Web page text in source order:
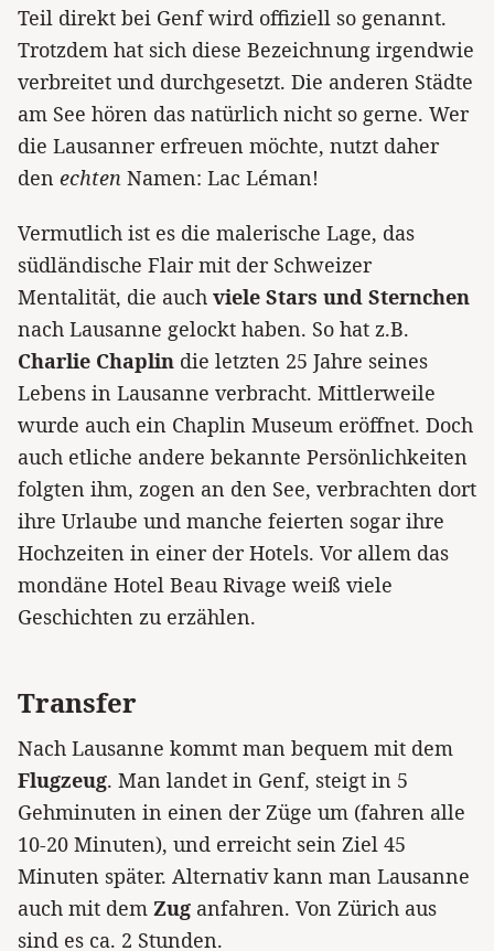
Teil direkt bei Genf wird offiziell so genannt.
Trotzdem hat sich diese Bezeichnung irgendwie
verbreitet und durchgesetzt. Die anderen Städte
am See hören das natürlich nicht so gerne. Wer
die Lausanner erfreuen möchte, nutzt daher
den echten Namen: Lac Léman!
Vermutlich ist es die malerische Lage, das
südländische Flair mit der Schweizer
Mentalität, die auch viele Stars und Sternchen
nach Lausanne gelockt haben. So hat z.B.
Charlie Chaplin die letzten 25 Jahre seines
Lebens in Lausanne verbracht. Mittlerweile
wurde auch ein Chaplin Museum eröffnet. Doch
auch etliche andere bekannte Persönlichkeiten
folgten ihm, zogen an den See, verbrachten dort
ihre Urlaube und manche feierten sogar ihre
Hochzeiten in einer der Hotels. Vor allem das
mondäne Hotel Beau Rivage weiß viele
Geschichten zu erzählen.
Transfer
Nach Lausanne kommt man bequem mit dem
Flugzeug. Man landet in Genf, steigt in 5
Gehminuten in einen der Züge um (fahren alle
10-20 Minuten), und erreicht sein Ziel 45
Minuten später. Alternativ kann man Lausanne
auch mit dem Zug anfahren. Von Zürich aus
sind es ca. 2 Stunden.